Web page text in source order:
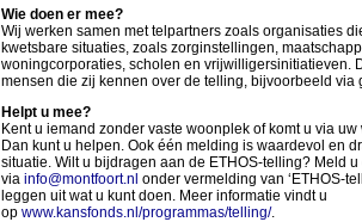
Wie doen er mee?
Wij werken samen met telpartners zoals organisaties
kwetsbare situaties, zoals zorginstellingen,
woningcorporaties, scholen en vrijwilligersinitiatieven.
mensen die zij kennen over de telling, bijvoorbeeld via
Helpt u mee?
Kent u iemand zonder vaste woonplek of komt u via
Dan kunt u helpen. Ook één melding is waardevol en
situatie. Wilt u bijdragen aan de ETHOS-telling? Meld
via info@montfoort.nl onder vermelding van ‘ETHOS-
leggen uit wat u kunt doen. Meer informatie vindt u
op www.kansfonds.nl/programmas/telling/.